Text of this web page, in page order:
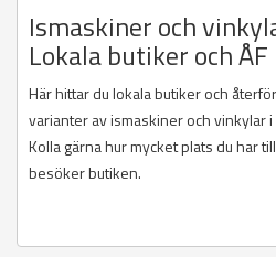
Ismaskiner och
Lokala butiker och ÅF
Här hittar du lokala butiker och
varianter av ismaskiner och vinkylar
Kolla gärna hur mycket plats du har
besöker butiken.